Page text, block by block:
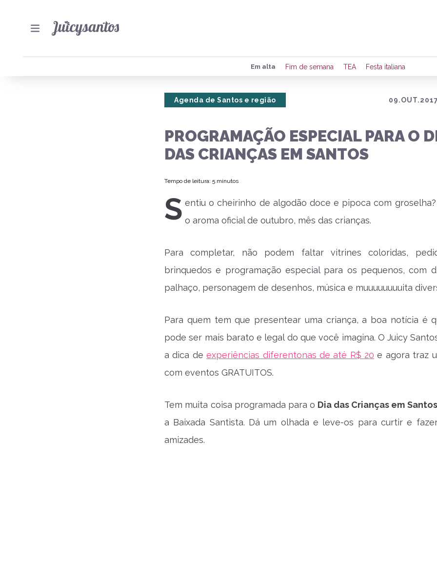
Preencha seus dados para
de eventos e notícias da
Em alta Fim de semana TEA Festa italiana
Agenda de Santos e região
PROGRAMAÇÃO ESPECIAL PARA O
DAS CRIANÇAS EM SANTOS
Tempo de leitura: 5 minutos
S entiu o cheirinho de algodão doce e pipoca com groselha?
o aroma oficial de outubro, mês das crianças.
Para completar, não podem faltar vitrines coloridas,
brinquedos e programação especial para os pequenos, com
palhaço, personagem de desenhos, música e muuuuuuuuita
Para quem tem que presentear uma criança, a boa notícia é
pode ser mais barato e legal do que você imagina. O Juicy
a dica deexperiências diferentonas de até R$ 20 e agora traz
com eventos GRATUITOS.
Tem muita coisa programada para o Dia das Crianças em Santos
a Baixada Santista. Dá um olhada e leve-os para curtir e
amizades.